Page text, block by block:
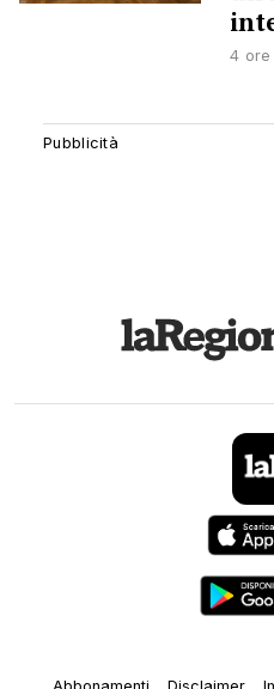
4 ore